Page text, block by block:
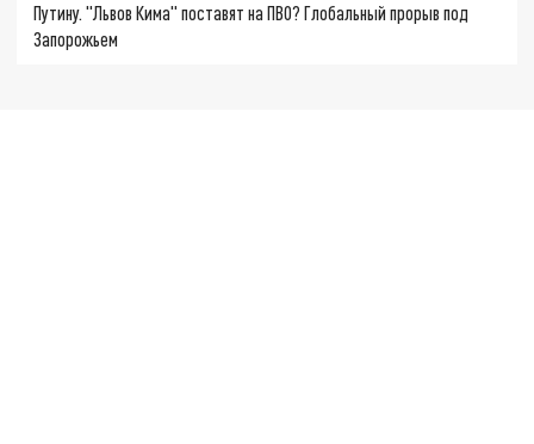
Путину. "Львов Кима" поставят на ПВО? Глобальный прорыв под
Запорожьем